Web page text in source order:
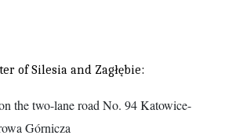
of Silesia and Zagłębie:
the two-lane road No. 94 Katowice-
Górnicza